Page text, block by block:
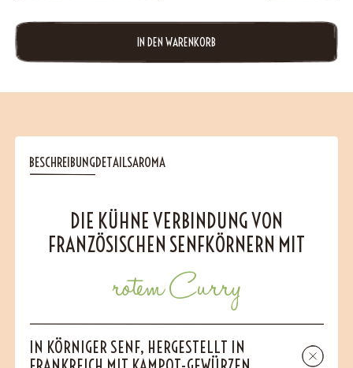
IN DEN WARENKORB
BESCHREIBUNGDETAILSAROMA
DIE KÜHNE VERBINDUNG VON
FRANZÖSISCHEN SENFKÖRNERN MIT
rotem Curry
IN KÖRNIGER SENF, HERGESTELLT IN